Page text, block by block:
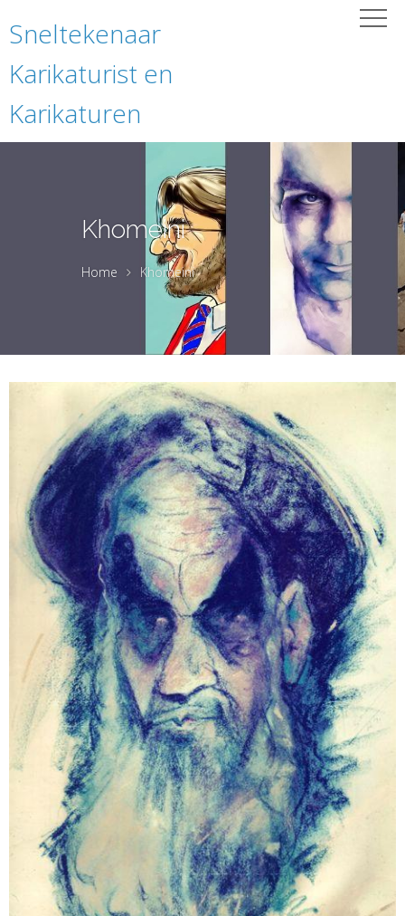
Sneltekenaar
Karikaturist en
Karikaturen
Khomeini
Home Khomeini